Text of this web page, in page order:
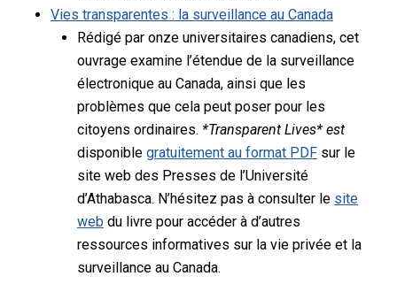
Vies transparentes : la surveillance au Canada
Rédigé par onze universitaires canadiens, cet
ouvrage examine l’étendue de la surveillance
électronique au Canada, ainsi que les
problèmes que cela peut poser pour les
citoyens ordinaires. *Transparent Lives* est
disponible gratuitement au format PDFsur le
site web des Presses de l’Université
d’Athabasca. N’hésitez pas à consulter le site
web du livre pour accéder à d’autres
ressources informatives sur la vie privée et la
surveillance au Canada.